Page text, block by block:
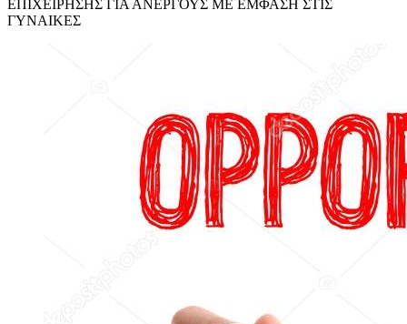
ΕΠΙΧΕΙΡΗΣΗΣ ΓΙΑ ΑΝΕΡΓΟΥΣ ΜΕ ΕΜΦΑΣΗ ΣΤΙΣ
ΓΥΝΑΙΚΕΣ